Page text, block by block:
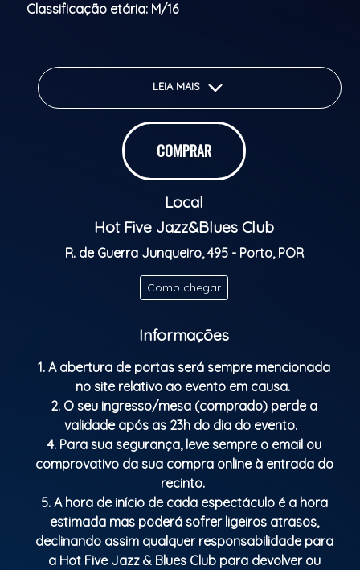
Classificação etária: M/16
LEIA MAIS
COMPRAR
Local
Hot Five Jazz&Blues Club
R. de Guerra Junqueiro, 495 - Porto, POR
Como chegar
Informações
1. A abertura de portas será sempre mencionada
no site relativo ao evento em causa.
2. O seu ingresso/mesa (comprado) perde a
validade após as 23h do dia do evento.
4. Para sua segurança, leve sempre o email ou
comprovativo da sua compra online à entrada do
recinto.
5. A hora de início de cada espectáculo é a hora
estimada mas poderá sofrer ligeiros atrasos,
declinando assim qualquer responsabilidade para
a Hot Five Jazz & Blues Club para devolver ou